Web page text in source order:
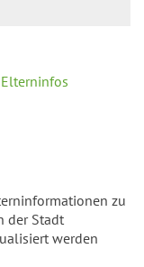
zu
der Stadt
werden